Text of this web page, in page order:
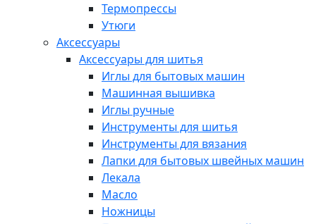
Термопрессы
Утюги
Аксессуары
Аксессуары для шитья
Иглы для бытовых машин
Машинная вышивка
Иглы ручные
Инструменты для шитья
Инструменты для вязания
Лапки для бытовых швейных машин
Лекала
Масло
Ножницы